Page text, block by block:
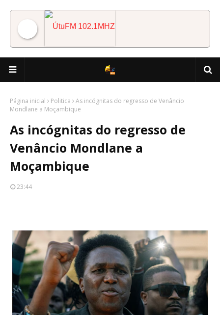
ÚtuFM 102.1MHZ
Página inicial Politica
As incógnitas do regresso de Venâncio
Mondlane a Moçambique
As incógnitas do regresso de
Venâncio Mondlane a
Moçambique
23:44